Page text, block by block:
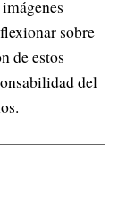
sobre
de estos
del